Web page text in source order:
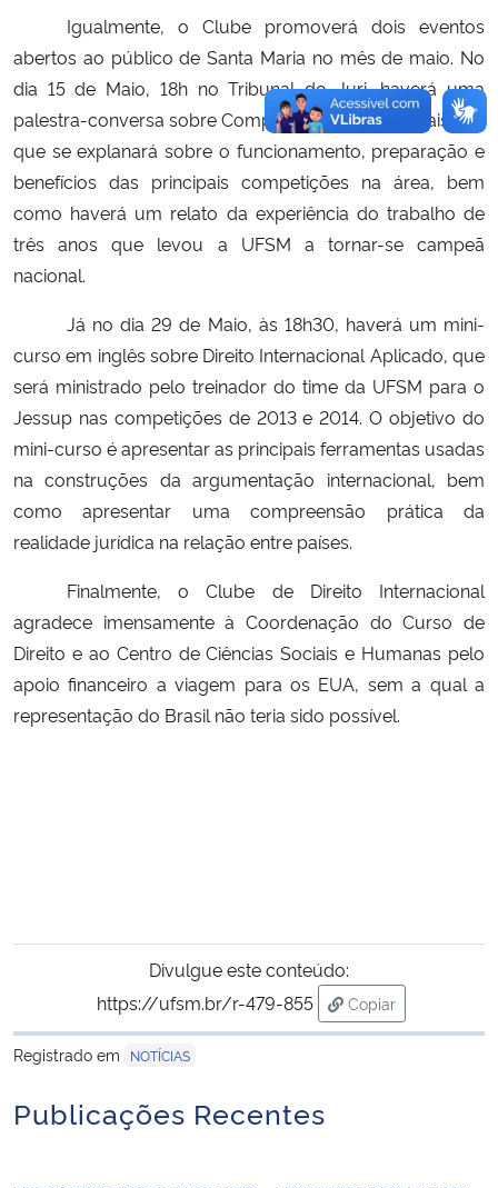
Igualmente, o Clube promoverá dois eventos
abertos ao público de Santa Maria no mês de maio. No
dia 15 de Maio, 18h no Tribunal do Juri, haverá uma
palestra-conversa sobre Competições Internacionais, em
que se explanará sobre o funcionamento, preparação e
benefícios das principais competições na área, bem
como haverá um relato da experiência do trabalho de
três anos que levou a UFSM a tornar-se campeã
nacional.
Já no dia 29 de Maio, às 18h30, haverá um mini-
curso em inglês sobre Direito Internacional Aplicado, que
será ministrado pelo treinador do time da UFSM para o
Jessup nas competições de 2013 e 2014. O objetivo do
mini-curso é apresentar as principais ferramentas usadas
na construções da argumentação internacional, bem
como apresentar uma compreensão prática da
realidade jurídica na relação entre países.
Finalmente, o Clube de Direito Internacional
agradece imensamente à Coordenação do Curso de
Direito e ao Centro de Ciências Sociais e Humanas pelo
apoio financeiro a viagem para os EUA, sem a qual a
representação do Brasil não teria sido possível.
Divulgue este conteúdo:
https://ufsm.br/r-479-855
Copiar
para área de
Registrado em
NOTÍCIAS
Publicações Recentes